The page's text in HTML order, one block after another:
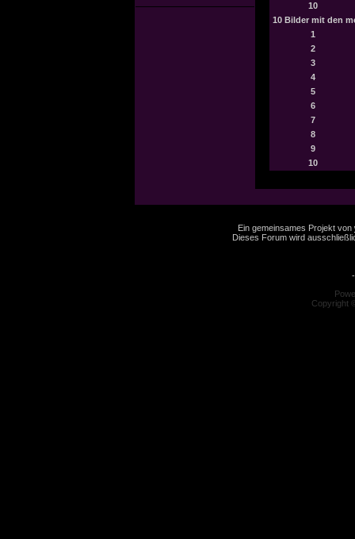
10
10 Bilder mit den
1
2
3
4
5
6
7
8
9
10
Ein gemeinsames Projekt von
Dieses Forum wird
Copyright